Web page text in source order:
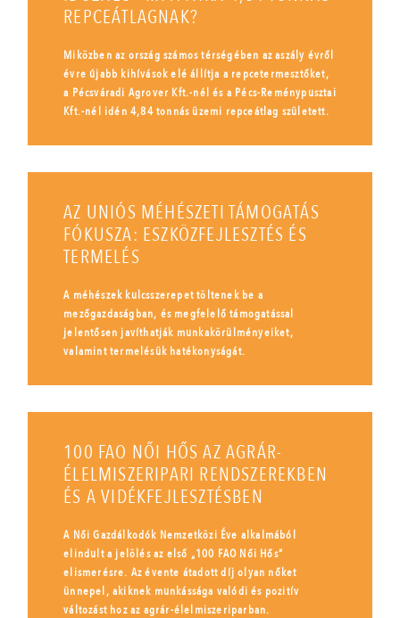
REPCEÁTLAGNAK?
Miközben az ország számos térségében az aszály évről
évre újabb kihívások elé állítja a repcetermesztőket,
a Pécsváradi Agrover Kft.-nél és a Pécs-Reménypusztai
Kft.-nél idén 4,84 tonnás üzemi repceátlag született.
AZ UNIÓS MÉHÉSZETI TÁMOGATÁS
FÓKUSZA: ESZKÖZFEJLESZTÉS ÉS
TERMELÉS
A méhészek kulcsszerepet töltenek be a
mezőgazdaságban, és megfelelő támogatással
jelentősen javíthatják munkakörülményeiket,
valamint termelésük hatékonyságát.
100 FAO NŐI HŐS AZ AGRÁR-
ÉLELMISZERIPARI RENDSZEREKBEN
ÉS A VIDÉKFEJLESZTÉSBEN
A Női Gazdálkodók Nemzetközi Éve alkalmából
elindult a jelölés az első „100 FAO Női Hős”
elismerésre. Az évente átadott díj olyan nőket
ünnepel, akiknek munkássága valódi és pozitív
változást hoz az agrár-élelmiszeriparban.